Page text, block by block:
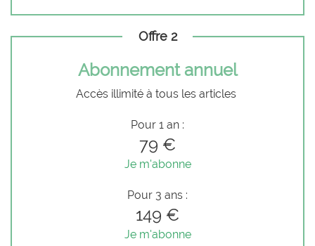
Offre 2
Abonnement annuel
Accès illimité à tous les articles
Pour 1 an :
79 €
Je m'abonne
Pour 3 ans :
149 €
Je m'abonne